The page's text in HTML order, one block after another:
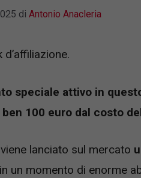
di Antonio Anacleria
d’affiliazione.
speciale attivo in
100 euro dal costo
lanciato sul mercato
un momento di enorme